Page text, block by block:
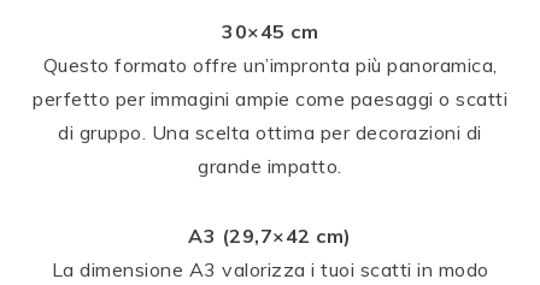
30×45 cm
Questo formato offre un’impronta più panoramica,
perfetto per immagini ampie come paesaggi o scatti
di gruppo. Una scelta ottima per decorazioni di
grande impatto.
A3 (29,7×42 cm)
La dimensione A3 valorizza i tuoi scatti in modo